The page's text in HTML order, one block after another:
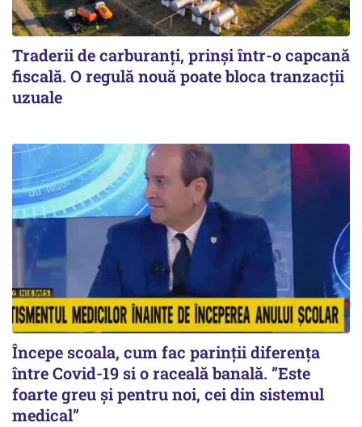
Traderii de carburanți, prinși într-o capcană
fiscală. O regulă nouă poate bloca tranzacții
uzuale
Începe scoala, cum fac parinții diferența
între Covid-19 si o raceală banală. ”Este
foarte greu și pentru noi, cei din sistemul
medical”